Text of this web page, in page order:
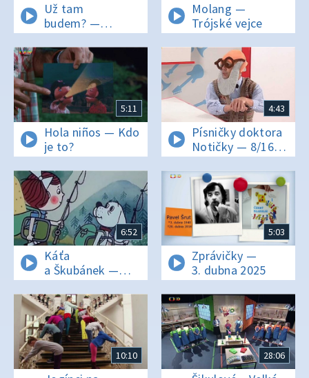
Už tam
budem? —
7. června 2019
Molang —
Trójské vejce
5:11
Hola niños — Kdo
je to?
4:43
Písničky doktora
Notičky — 8/16
Bejvávalo dobře
6:52
Káťa
a Škubánek —
Ryby
5:03
Zprávičky —
3. dubna 2025
10:10 28:06